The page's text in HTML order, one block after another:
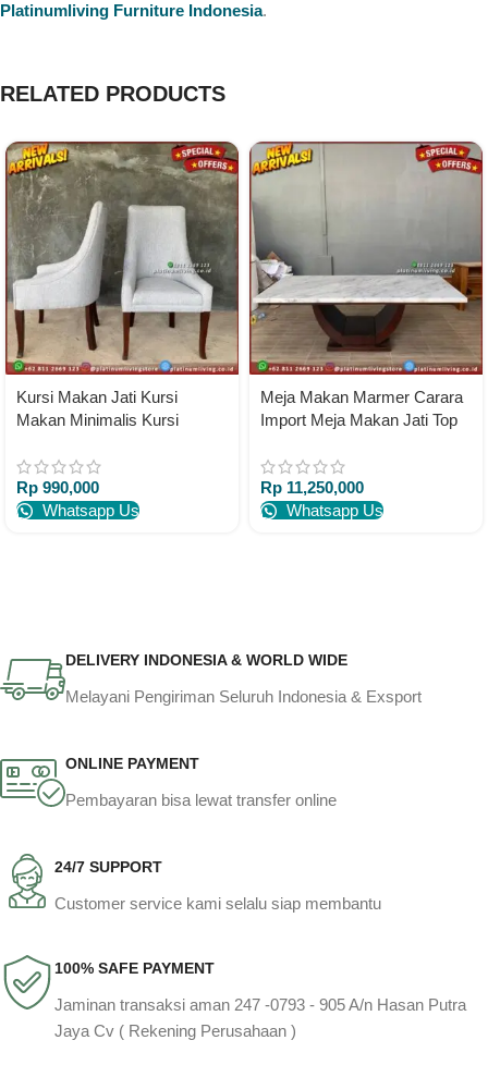
Platinumliving Furniture Indonesia.
RELATED PRODUCTS
Kursi Makan Jati Kursi
Makan Minimalis Kursi
Rp 990,000
Whatsapp Us
Meja Makan Marmer Carara
Import Meja Makan Jati Top
Rp 11,250,000
Whatsapp Us
DELIVERY INDONESIA & WORLD WIDE
Melayani Pengiriman Seluruh Indonesia & Exsport
ONLINE PAYMENT
Pembayaran bisa lewat transfer online
24/7 SUPPORT
Customer service kami selalu siap membantu
100% SAFE PAYMENT
Jaminan transaksi aman 247 -0793 - 905 A/n Hasan Putra
Jaya Cv ( Rekening Perusahaan )